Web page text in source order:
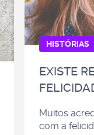
HISTÓRIAS
EXISTE
Muitos
com a